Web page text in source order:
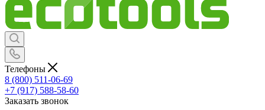
Телефоны
8 (800) 511-06-69
+7 (917) 588-58-60
Заказать звонок